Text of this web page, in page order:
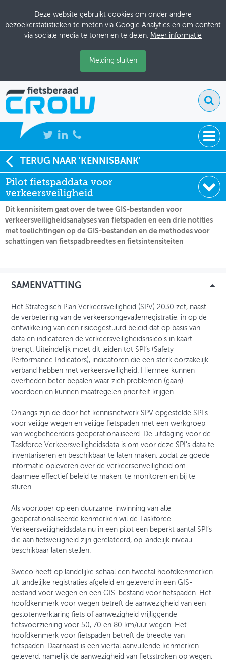
Deze website gebruikt cookies om onder andere
bezoekerstatistieken te meten via Google Analytics en om content
via sociale media te tonen en te delen. Meer informatie
Melding sluiten
NIEUWS
BIJEENKOMSTEN
KENNISBANK
ADRESSENBOEK
OVER FIETSBERAAD
MIJN PROFIEL
GEBRUIKER
TERUG NAAR 'KENNISBANK'
Pilot fietspaddata voor
verkeersveiligheid
Soort:
Notities
Datum:
16-11-2021
Dit kennisitem gaat over de twee GIS-bestanden voor
verkeersveiligheidsanalyses van fietspaden en een drie notities
met toelichtingen op de GIS-bestanden en de methodes voor
schattingen van fietspadbreedtes en fietsintensiteiten
SAMENVATTING
Het Strategisch Plan Verkeersveiligheid (SPV) 2030 zet, naast
de verbetering van de verkeersongevallenregistratie, in op de
ontwikkeling van een risicogestuurd beleid dat op basis van
data en indicatoren de verkeersveiligheidsrisico’s in kaart
brengt. Uiteindelijk moet dit leiden tot SPI’s (Safety
Performance Indicators), indicatoren die een sterk oorzakelijk
verband hebben met verkeersveiligheid. Hiermee kunnen
overheden beter bepalen waar zich problemen (gaan)
voordoen en kunnen maatregelen prioriteit krijgen.
Onlangs zijn de door het kennisnetwerk SPV opgestelde SPI’s
voor veilige wegen en veilige fietspaden met een werkgroep
van wegbeheerders geoperationaliseerd. De uitdaging voor de
Taskforce Verkeersveiligheidsdata is om voor deze SPI’s data te
inventariseren en beschikbaar te laten maken, zodat ze goede
informatie opleveren over de verkeersonveiligheid om
daarmee effectief beleid te maken, te monitoren en bij te
sturen.
Als voorloper op een duurzame inwinning van alle
geoperationaliseerde kenmerken wil de Taskforce
Verkeersveiligheidsdata nu in een pilot een beperkt aantal SPI’s
die aan fietsveiligheid zijn gerelateerd, op landelijk niveau
beschikbaar laten stellen.
Sweco heeft op landelijke schaal een tweetal hoofdkenmerken
uit landelijke registraties afgeleid en geleverd in een GIS-
bestand voor wegen en een GIS-bestand voor fietspaden. Het
hoofdkenmerk voor wegen betreft de aanwezigheid van een
geslotenverklaring fiets of aanwezigheid vrijliggende
fietsvoorziening voor 50, 70 en 80 km/uur wegen. Het
hoofdkenmerk voor fietspaden betreft de breedte van
fietspaden. Daarnaast is een viertal aanvullende kenmerken
geleverd, namelijk de aanwezigheid van fietsstroken op wegen,